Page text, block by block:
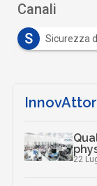
Canali
S
Sicurezza
22